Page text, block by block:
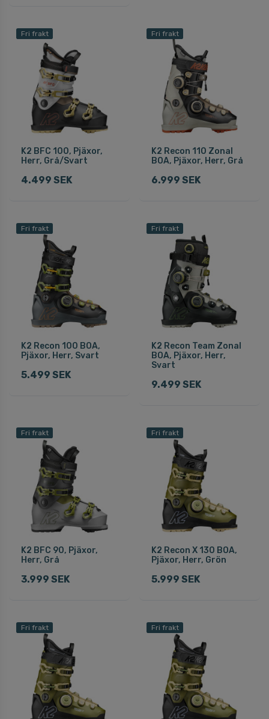
Fri frakt
K2 BFC 100, Pjäxor,
Herr, Grå/Svart
4.499 SEK
Fri frakt
K2 Recon 110 Zonal
BOA, Pjäxor, Herr, Grå
6.999 SEK
Fri frakt
K2 Recon 100 BOA,
Pjäxor, Herr, Svart
5.499 SEK
Fri frakt
K2 Recon Team Zonal
BOA, Pjäxor, Herr,
Svart
9.499 SEK
Fri frakt
K2 BFC 90, Pjäxor,
Herr, Grå
3.999 SEK
Fri frakt
K2 Recon X 130 BOA,
Pjäxor, Herr, Grön
5.999 SEK
Fri frakt Fri frakt